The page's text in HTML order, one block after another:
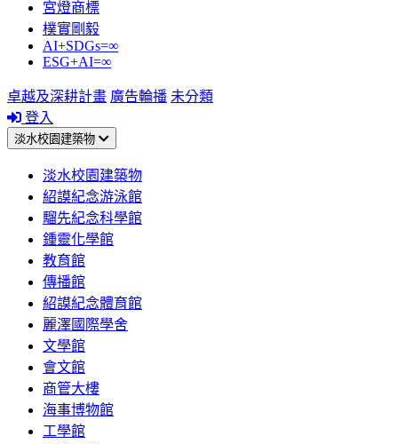
宮燈商標
樸實剛毅
AI+SDGs=∞
ESG+AI=∞
卓越及深耕計畫 廣告輪播 未分類
登入
淡水校園建築物
淡水校園建築物
紹謨紀念游泳館
騮先紀念科學館
鍾靈化學館
教育館
傳播館
紹謨紀念體育館
麗澤國際學舍
文學館
會文館
商管大樓
海事博物館
工學館